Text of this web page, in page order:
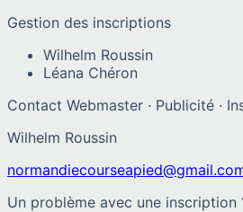
Gestion des inscriptions
Wilhelm Roussin
Léana Chéron
Contact Webmaster · Publicité ·
Wilhelm Roussin
Un problème avec une inscription